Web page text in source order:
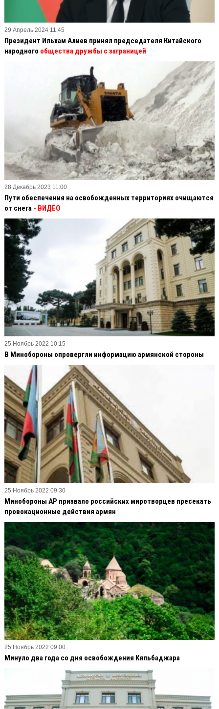
29 Апрель 2024 11:45
Президент Ильхам Алиев принял председателя Китайского
народного общества дружбы с заграницей
28 Декабрь 2023 11:00
Пути обеспечения на освобожденных территориях очищаются
от снега - ВИДЕО
25 Ноябрь 2022 10:15
В Минобороны опровергли информацию армянской стороны
25 Ноябрь 2022 09:30
Минобороны АР призвало российских миротворцев пресекать
провокационные действия армян
25 Ноябрь 2022 09:00
Минуло два года со дня освобождения Кяльбаджара